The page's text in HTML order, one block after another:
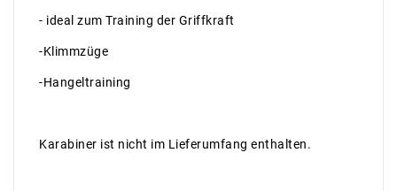
- ideal zum Training der Griffkraft
-Klimmzüge
-Hangeltraining
Karabiner ist nicht im Lieferumfang enthalten.